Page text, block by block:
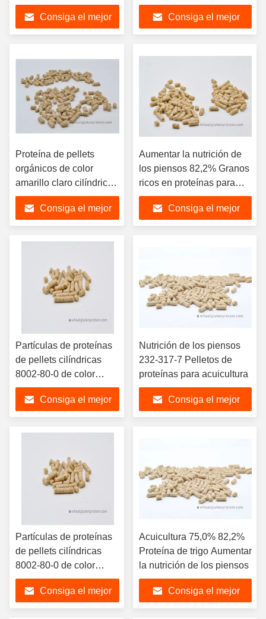
como aditivo nutricional
para la acuicultura
Consiga el mejor Consiga el mejor
Proteína de pellets
orgánicos de color
amarillo claro cilíndrico
8002-80-0
Consiga el mejor
Aumentar la nutrición de
los piensos 82,2% Granos
ricos en proteínas para
acuicultura
Consiga el mejor
Partículas de proteínas
de pellets cilíndricas
8002-80-0 de color
amarillo claro
Consiga el mejor
Nutrición de los piensos
232-317-7 Pelletos de
proteínas para acuicultura
Consiga el mejor
Partículas de proteínas
de pellets cilíndricas
8002-80-0 de color
amarillo claro
Consiga el mejor
Acuicultura 75,0% 82,2%
Proteína de trigo Aumentar
la nutrición de los piensos
Consiga el mejor